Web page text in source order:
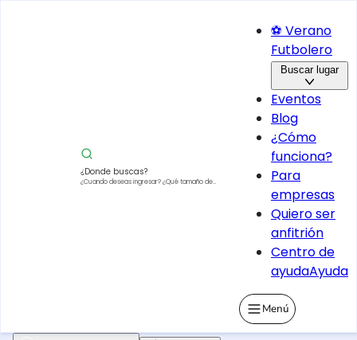
¿Donde buscas?
¿Cuando deseas ingresar?¿Qué tamaño de
⚽ Verano
Futbolero
Buscar lugar
Eventos
Blog
¿Cómo
funciona?
Para
empresas
Quiero ser
anfitrión
Centro de
ayudaAyuda
Menú